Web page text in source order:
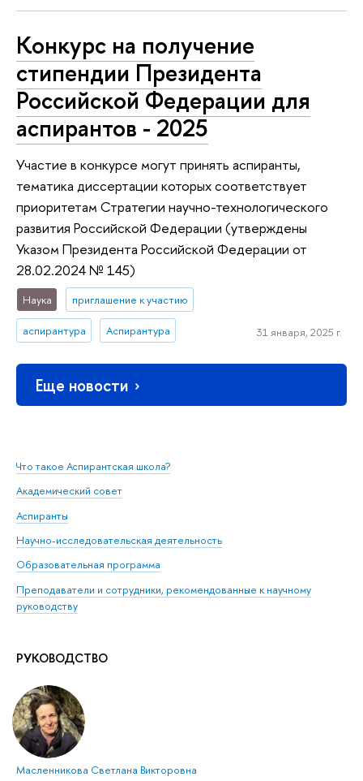
Что такое Аспирантская школа?
Академический совет
Аспиранты
Научно-исследовательская деятельность
Образовательная программа
Преподаватели и сотрудники, рекомендованные к научному
руководству
РУКОВОДСТВО
Масленникова Светлана Викторовна
Конкурс на получение
стипендии Президента
Российской Федерации для
аспирантов - 2025
Участие в конкурсе могут принять аспиранты,
тематика диссертации которых соответствует
приоритетам Стратегии научно-технологического
развития Российской Федерации (утверждены
Указом Президента Российской Федерации от
28.02.2024 № 145)
Наука приглашение к участию
аспирантура Аспирантура 31 января, 2025 г.
Еще новости